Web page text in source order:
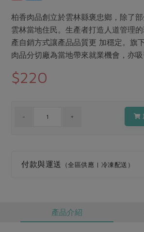
家庭清潔 織品
日用品 圖書禮品
防災用品
最新產品
主題食譜
異國料理
年菜食譜
養身食補
節慶大餐
高麗菜海鮮煎餅
更多議題活動
把最好的台灣味帶回家！
生活者e週報
綠主張月刊
選舉專區
最新消息
媒體報導
活動報下載
柏香肉品創立於雲林縣褒忠鄉，除了
雲林當地住民。生產者打造人道管理
產自銷方式讓產品品質更 加穩定。旗
肉品分切廠為當地帶來就業機會，亦吸
$220
付款與運送 （全區供應 | 冷凍配送）
產品介紹